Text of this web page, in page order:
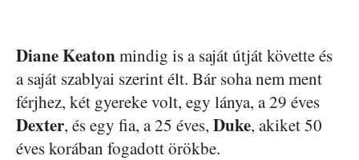
Diane Keatonmindig is a saját útját követte és
a saját szablyai szerint élt. Bár soha nem ment
férjhez, két gyereke volt, egy lánya, a 29 éves
Dexter, és egy fia, a 25 éves, Duke, akiket 50
éves korában fogadott örökbe.